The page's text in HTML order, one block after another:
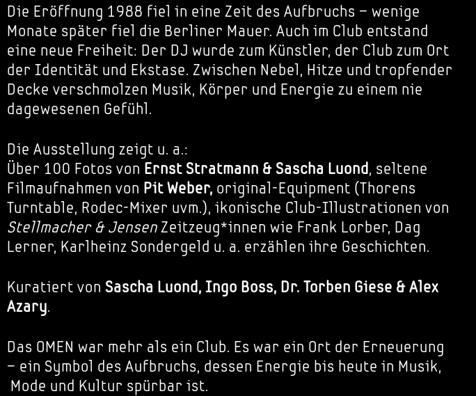
Die Eröffnung 1988 fiel in eine Zeit des Aufbruchs – wenige
Monate später fiel die Berliner Mauer. Auch im Club entstand
eine neue Freiheit: Der DJ wurde zum Künstler, der Club zum Ort
der Identität und Ekstase. Zwischen Nebel, Hitze und tropfender
Decke verschmolzen Musik, Körper und Energie zu einem nie
dagewesenen Gefühl.
Die Ausstellung zeigt u. a.:
Über 100 Fotos von Ernst Stratmann & Sascha Luond, seltene
Filmaufnahmen von Pit Weber, original-Equipment (Thorens
Turntable, Rodec-Mixer uvm.), ikonische Club-Illustrationen von
Stellmacher & JensenZeitzeug*innen wie Frank Lorber, Dag
Lerner, Karlheinz Sondergeld u. a. erzählen ihre Geschichten.
Kuratiert von Sascha Luond, Ingo Boss, Dr. Torben Giese & Alex
Azary.
Das OMEN war mehr als ein Club. Es war ein Ort der Erneuerung
– ein Symbol des Aufbruchs, dessen Energie bis heute in Musik,
Mode und Kultur spürbar ist.